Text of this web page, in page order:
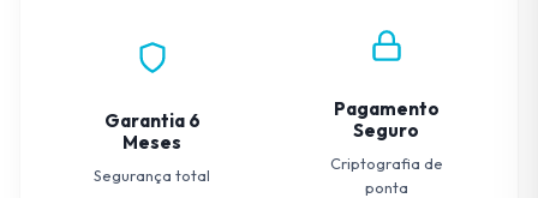
Garantia 6
Meses
Segurança total
Pagamento
Seguro
Criptografia de
ponta